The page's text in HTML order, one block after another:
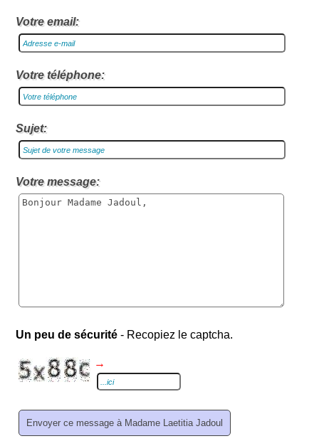
Votre email:
Votre téléphone:
Sujet:
Votre message:
Un peu de sécurité - Recopiez le captcha.
→